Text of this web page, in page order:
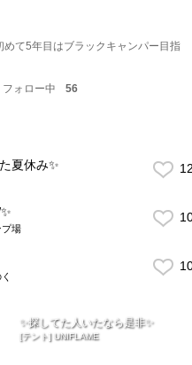
めて5年目はブラックキャンパー目指
フォロー中 56
夏休み✨
プ場
✨探してた人いたなら是非✨
[テント] UNIFLAME